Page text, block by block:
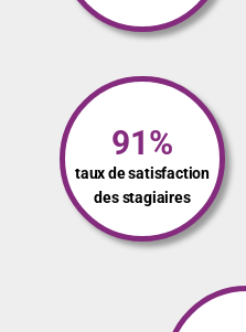
91%
taux de satisfaction
des stagiaires